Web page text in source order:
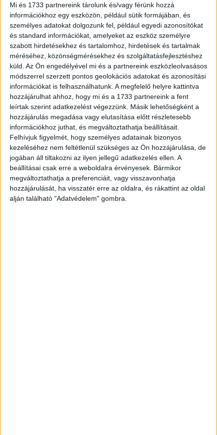
Mi és 1733 partnereink tárolunk és/vagy férünk hozzá
információkhoz egy eszközön, például sütik formájában, és
személyes adatokat dolgozunk fel, például egyedi azonosítókat
és standard információkat, amelyeket az eszköz személyre
szabott hirdetésekhez és tartalomhoz, hirdetések és tartalmak
méréséhez, közönségmérésekhez és szolgáltatásfejlesztéshez
küld. Az Ön engedélyével mi és a partnereink eszközleolvasásos
módszerrel szerzett pontos geolokációs adatokat és azonosítási
információkat is felhasználhatunk. A megfelelő helyre kattintva
hozzájárulhat ahhoz, hogy mi és a 1733 partnereink a fent
leírtak szerint adatkezelést végezzünk. Másik lehetőségként a
hozzájárulás megadása vagy elutasítása előtt részletesebb
információkhoz juthat, és megváltoztathatja beállításait.
Felhívjuk figyelmét, hogy személyes adatainak bizonyos
kezeléséhez nem feltétlenül szükséges az Ön hozzájárulása, de
jogában áll tiltakozni az ilyen jellegű adatkezelés ellen. A
beállításai csak erre a weboldalra érvényesek. Bármikor
megváltoztathatja a preferenciáit, vagy visszavonhatja
hozzájárulását, ha visszatér erre az oldalra, és rákattint az oldal
alján található "Adatvédelem" gombra.
értelmében a magyarországi és határokon túli vételi
helyekre...
Már toboroznak a Cápák között új évadára
Folytatódik az RTL Klub egyik legnagyobb meglepetést
produkáló műsora, a kiváló nézettségi adatokat hozó
Cápák között üzleti show ötödik évadára toborozzák már
a résztvevőket....